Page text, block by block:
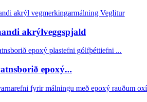
akrýlveggspjald
epoxý...